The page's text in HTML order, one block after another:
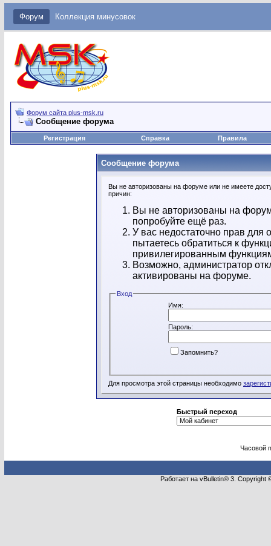
Форум Коллекция минусовок
Форум сайта plus-msk.ru
Сообщение форума
Регистрация Справка Правила
Сообщение форума
Вы не авторизованы на форуме или не имеете
причин:
Вы не авторизованы на
попробуйте ещё раз.
У вас недостаточно прав
пытаетесь обратиться к
привилегированным
Возможно, администратор
активированы на форуме.
Вход
Имя:
Пароль:
Запомнить?
Для просмотра этой страницы необходимо
Быстрый переход
Часовой
Работает на vBulletin® 3.